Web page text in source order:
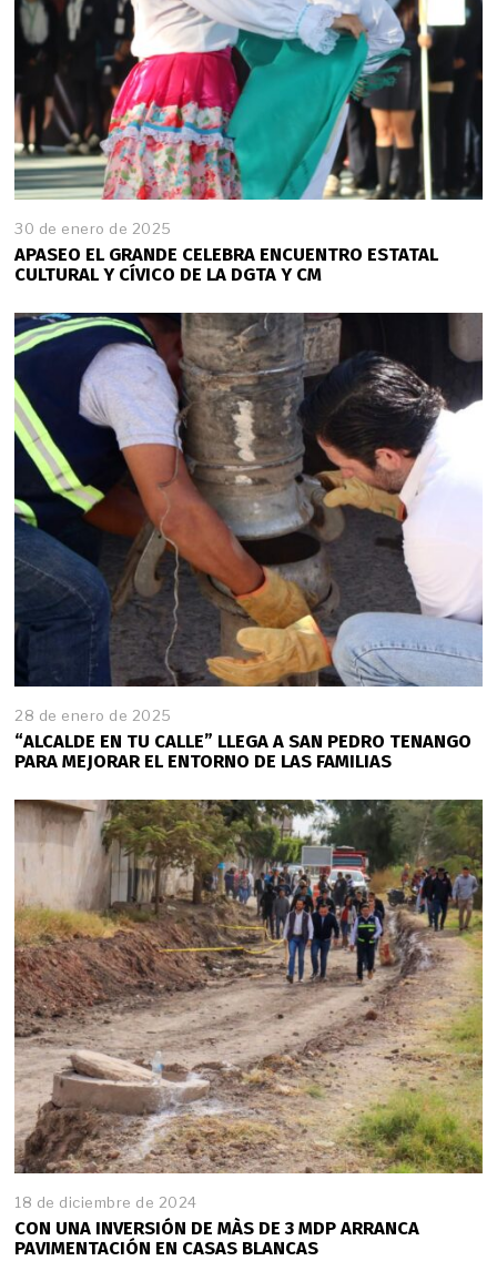
30 de enero de 2025
APASEO EL GRANDE CELEBRA ENCUENTRO ESTATAL
CULTURAL Y CÍVICO DE LA DGTA Y CM
28 de enero de 2025
8
d
n
e
r
o
d
e
2
0
2
5
“ALCALDE EN TU CALLE” LLEGA A SAN PEDRO TENANGO
PARA MEJORAR EL ENTORNO DE LAS FAMILIAS
18 de diciembre de 2024
CON UNA INVERSIÓN DE MÀS DE 3 MDP ARRANCA
PAVIMENTACIÓN EN CASAS BLANCAS